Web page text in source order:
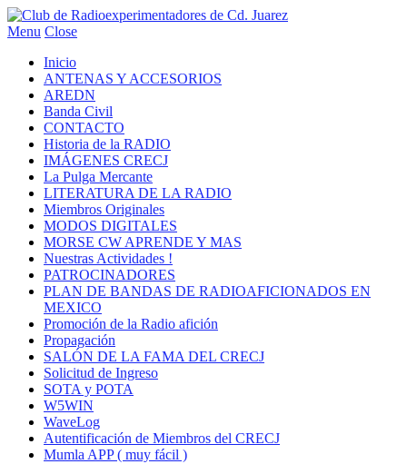
Menu Close
Inicio
ANTENAS Y ACCESORIOS
AREDN
Banda Civil
CONTACTO
Historia de la RADIO
IMÁGENES CRECJ
La Pulga Mercante
LITERATURA DE LA RADIO
Miembros Originales
MODOS DIGITALES
MORSE CW APRENDE Y MAS
Nuestras Actividades !
PATROCINADORES
PLAN DE BANDAS DE RADIOAFICIONADOS EN
MEXICO
Promoción de la Radio afición
Propagación
SALÓN DE LA FAMA DEL CRECJ
Solicitud de Ingreso
SOTA y POTA
W5WIN
WaveLog
Autentificación de Miembros del CRECJ
Mumla APP ( muy fácil )